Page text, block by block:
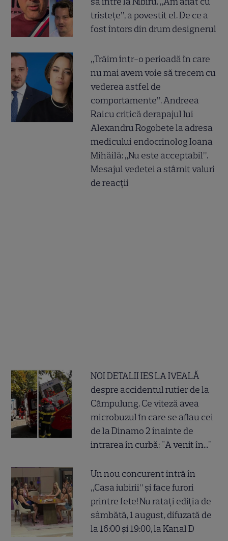
tristețe”, a povestit el. De ce a
fost întors din drum designerul
„Trăim într-o perioadă în care
nu mai avem voie să trecem cu
vederea astfel de
comportamente”. Andreea
Raicu critică derapajul lui
Alexandru Rogobete la adresa
medicului endocrinolog Ioana
Mihăilă: „Nu este acceptabil”.
Mesajul vedetei a stârnit valuri
de reacții
NOI DETALII IES LA IVEALĂ
despre accidentul rutier de la
Câmpulung. Ce viteză avea
microbuzul în care se aflau cei
de la Dinamo 2 înainte de
intrarea în curbă: "A venit în..."
Un nou concurent intră în
„Casa iubirii” și face furori
printre fete! Nu ratați ediția de
sâmbătă, 1 august, difuzată de
la 16:00 și 19:00, la Kanal D